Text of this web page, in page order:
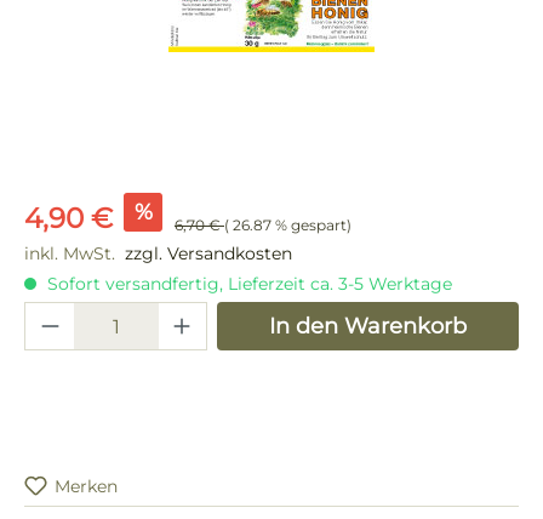
Verkaufspreis:
4,90 € % 6,70 €( 26.87 % gespart)
inkl. MwSt. zzgl. Versandkosten
Sofort versandfertig, Lieferzeit ca. 3-5 Werktage
Produkt Anzahl: Gib denIn den Warenkorb
Merken